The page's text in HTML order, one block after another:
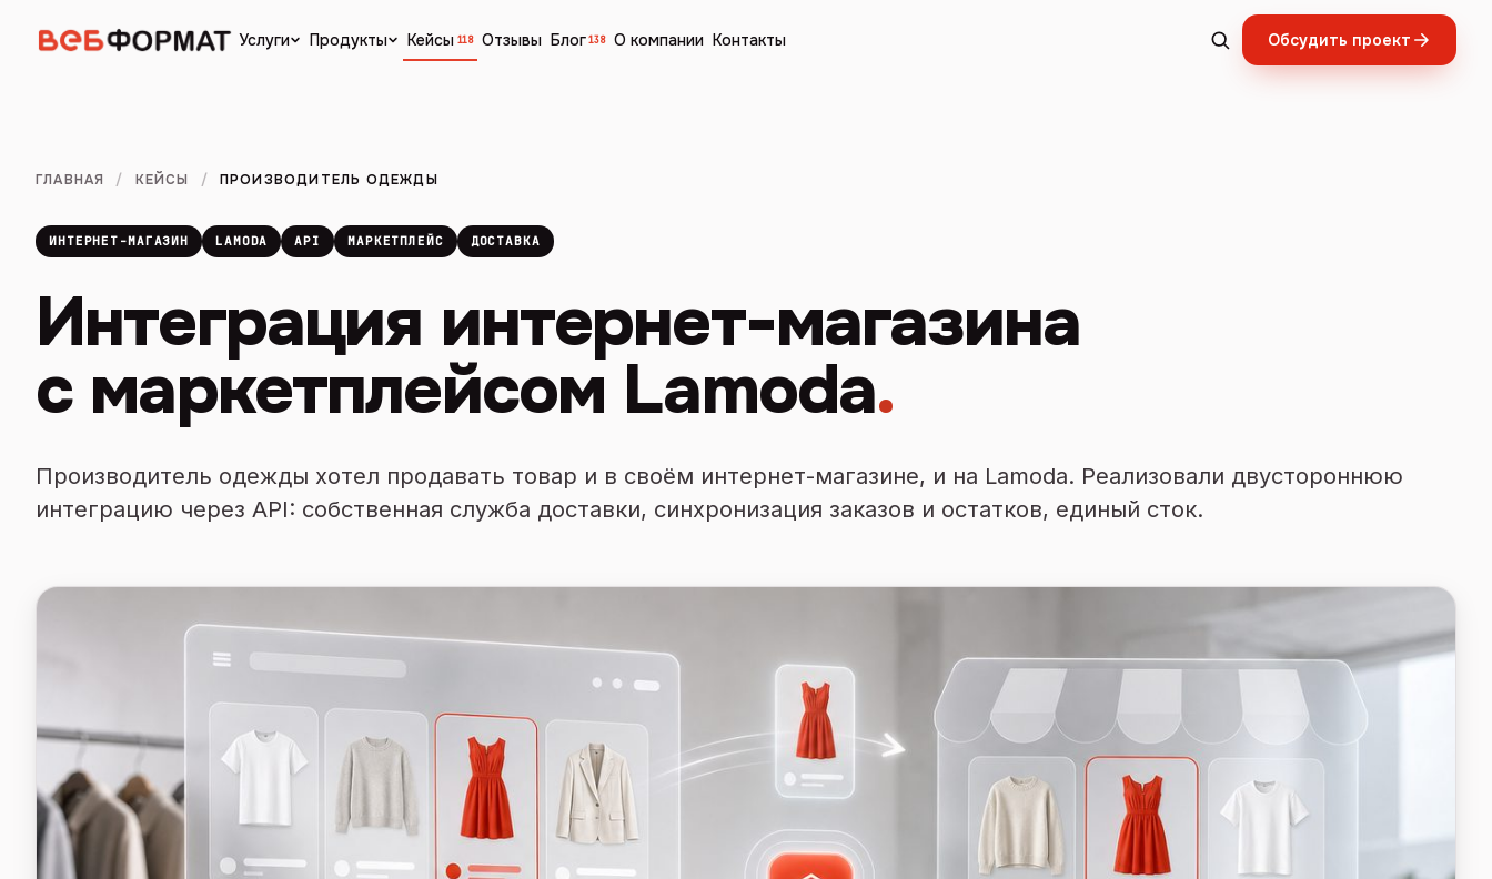
Услуги Продукты Кейсы 118 Отзывы Блог 138 О компании Контакты Обсудить проект
ГЛАВНАЯ / КЕЙСЫ / ПРОИЗВОДИТЕЛЬ ОДЕЖДЫ
ИНТЕРНЕТ-МАГАЗИН LAMODA API МАРКЕТПЛЕЙС ДОСТАВКА
Интеграция интернет-магазина
с маркетплейсом Lamoda.
Производитель одежды хотел продавать товар и в своём интернет-магазине, и на Lamoda. Реализовали двустороннюю
интеграцию через API: собственная служба доставки, синхронизация заказов и остатков, единый сток.